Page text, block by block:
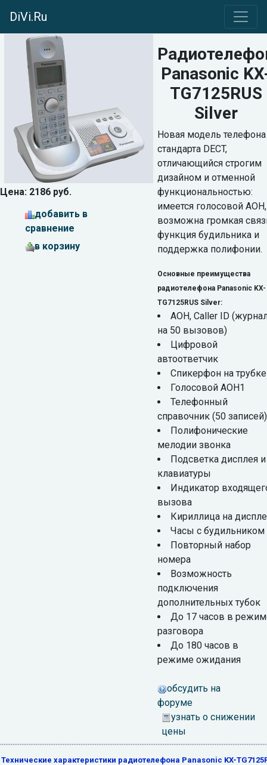
DiVi.Ru
Цена: 2186 руб.
добавить в
сравнение
в корзину
Panasonic
TG7125RUS
Silver
Новая модель телефона
стандарта DECT,
отличающийся строгим
дизайном и отменной
функциональностью:
имеется голосовой АОН,
возможна громкая
функция будильника и
поддержка полифонии.
Основные преимущества
радиотелефона Panasonic KX-
TG7125RUS Silver:
АОН, Caller ID
на 50 вызовов)
Цифровой
автоответчик
Спикерфон на трубке
Голосовой АОН1
Телефонный
справочник (50 записей)
Полифонические
мелодии звонка
Подсветка дисплея и
клавиатуры
Индикатор
вызова
Кириллица на
Часы с будильником
Повторный набор
номера
Возможность
подключения
дополнительных тубок
До 17 часов в
разговора
До 180 часов в
режиме ожидания
обсудить на
форуме
узнать о снижении
цены
Технические характеристики радиотелефона Panasonic KX-